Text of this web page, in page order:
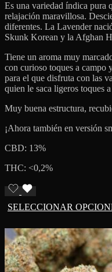
Es una variedad índica pura
relajación maravillosa.
diferentes. La Lavender
Skunk Korean y la Afghan
Tiene un aroma muy
con curioso toques a campo
para el que disfruta con las
quien le saca ligeros toques
Muy buena estructura,
¡Ahora también en versión
CBD: 13%
THC: <0,2%
SELECCIONAR